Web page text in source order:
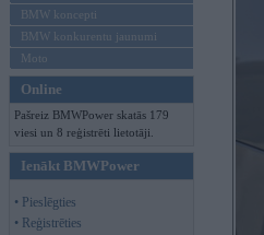
BMW koncepti
BMW konkurentu jaunumi
Moto
Online
Pašreiz BMWPower skatās 179
viesi un 8 reģistrēti lietotāji.
Ienākt BMWPower
• Pieslēgties
• Reģistrēties